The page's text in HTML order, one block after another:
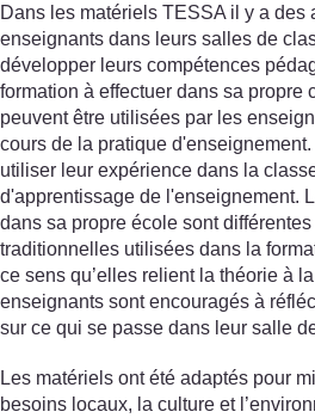
Dans les matériels TESSA il y a des
enseignants dans leurs salles de
développer leurs compétences
formation à effectuer dans sa propre
peuvent être utilisées par les
cours de la pratique
utiliser leur expérience dans la
d'apprentissage de l'enseignement.
dans sa propre école sont
traditionnelles utilisées dans la
ce sens qu’elles relient la théorie à
enseignants sont encouragés à
sur ce qui se passe dans leur salle
Les matériels ont été adaptés pour
besoins locaux, la culture et